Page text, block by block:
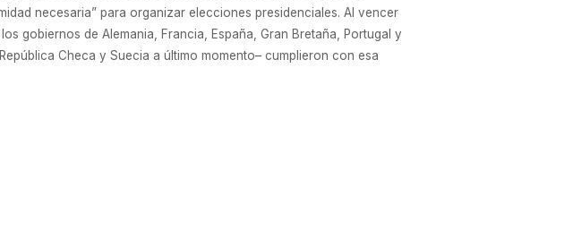
necesaria” para organizar elecciones presidenciales. Al vencer
gobiernos de Alemania, Francia, España, Gran Bretaña, Portugal y
Checa y Suecia a último momento– cumplieron con esa